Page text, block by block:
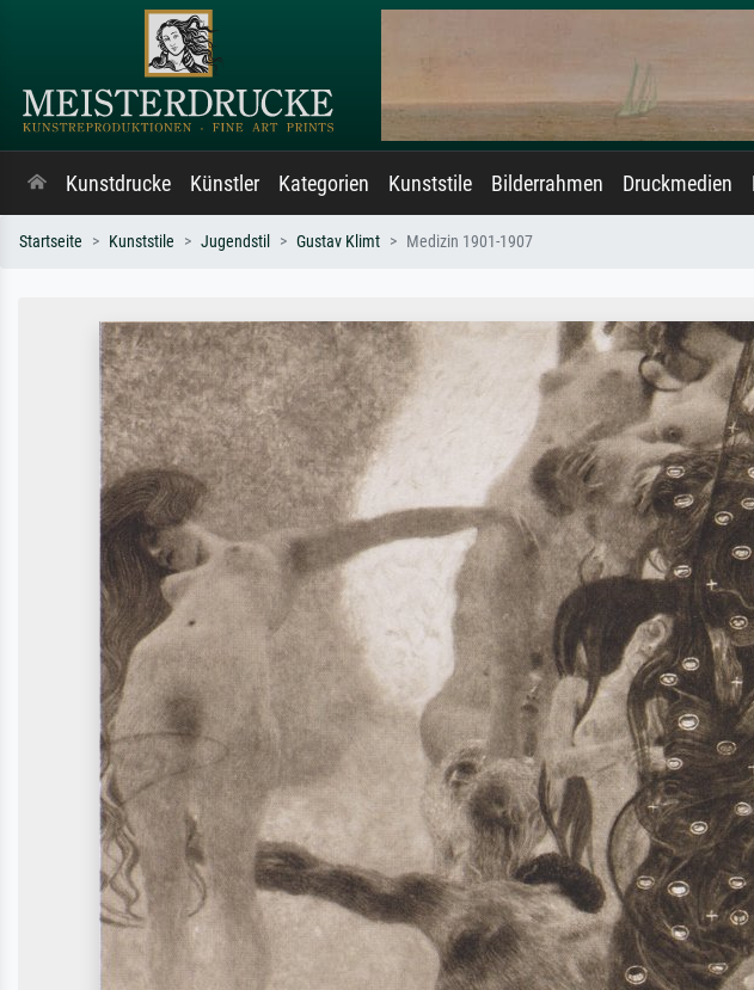
Kunstdrucke Künstler Kategorien Kunststile Bilderrahmen Druckmedien
Startseite Kunststile Jugendstil Gustav Klimt Medizin 1901-1907